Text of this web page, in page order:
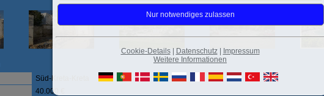
Süd-Kreta-Kreta
40.000 €
Cookie-Details| Datenschutz|
Impressum
Weitere Informationen